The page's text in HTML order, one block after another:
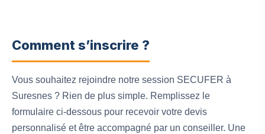
Comment s’inscrire ?
Vous souhaitez rejoindre notre session SECUFER à
Suresnes ? Rien de plus simple. Remplissez le
formulaire ci-dessous pour recevoir votre devis
personnalisé et être accompagné par un conseiller. Une